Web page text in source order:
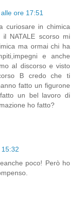
ore 17:51
curiosare in chimica
NATALE scorso mi
ma ormai chi ha
e anche
al discorso e visto
B credo che ti
fatto un figurone
un bel lavoro di
ho fatto?
poco! Però ho